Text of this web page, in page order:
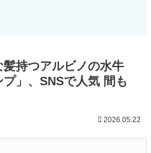
持つアルビノの水牛
プ」、SNSで人気 間も
2026.05.22